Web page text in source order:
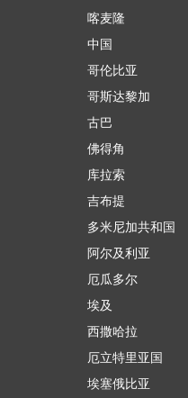
喀麦隆
中国
哥伦比亚
哥斯达黎加
古巴
佛得角
库拉索
吉布提
多米尼加共和国
阿尔及利亚
厄瓜多尔
埃及
西撒哈拉
厄立特里亚国
埃塞俄比亚